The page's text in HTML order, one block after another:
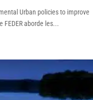
Urban policies to improve
aborde les...